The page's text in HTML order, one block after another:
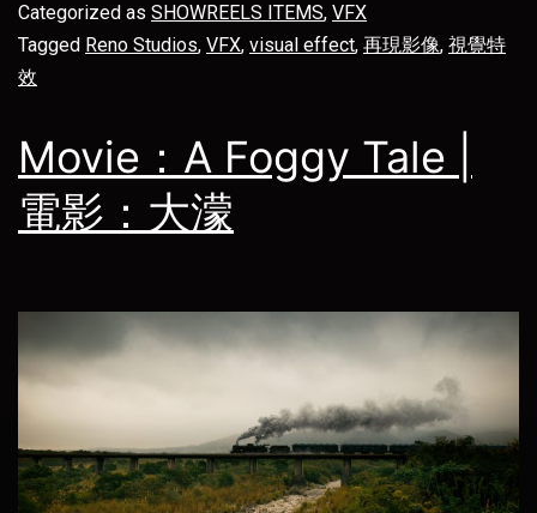
Categorized as SHOWREELS ITEMS, VFX
Tagged Reno Studios, VFX, visual effect, 再現影像, 視覺特
效
Movie：A Foggy Tale |
電影：大濛